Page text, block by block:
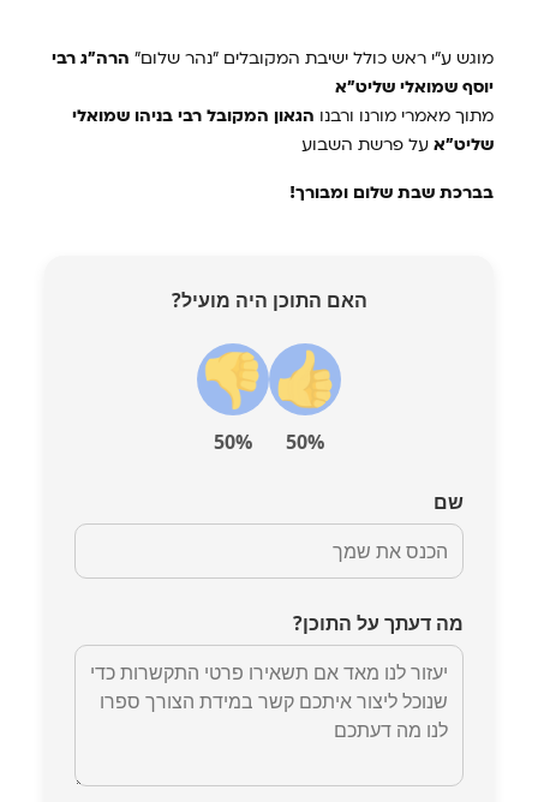
מוגש ע"י ראש כולל ישיבת המקובלים "נהר שלום" הרה"ג רבי
יוסף שמואלי שליט"א
מתוך מאמרי מורנו ורבנו הגאון המקובל רבי בניהו שמואלי
שליט"א על פרשת השבוע
בברכת שבת שלום ומבורך!
האם התוכן היה מועיל?
50%
50%
שם
מה דעתך על התוכן?